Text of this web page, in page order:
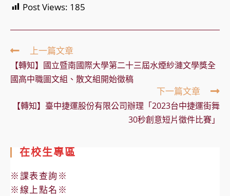
Post Views: 185
Read
more
articles
上一篇文章
【轉知】國立暨南國際大學第二十三屆水煙紗漣文學獎全
國高中職圖文組、散文組開始徵稿
下一篇文章
【轉知】臺中捷運股份有限公司辦理「2023台中捷運街舞
30秒創意短片徵件比賽」
在校生專區
※課表查詢※
※線上點名※